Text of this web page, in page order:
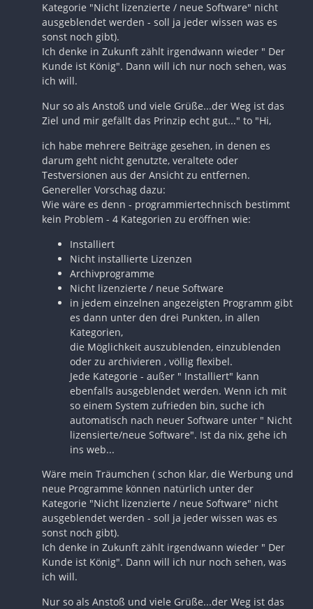
Kategorie "Nicht lizenzierte / neue Software" nicht
ausgeblendet werden - soll ja jeder wissen was es
sonst noch gibt).
Ich denke in Zukunft zählt irgendwann wieder " Der
Kunde ist König". Dann will ich nur noch sehen, was
ich will.
Nur so als Anstoß und viele Grüße...der Weg ist das
Ziel und mir gefällt das Prinzip echt gut..." to "Hi,
ich habe mehrere Beiträge gesehen, in denen es
darum geht nicht genutzte, veraltete oder
Testversionen aus der Ansicht zu entfernen.
Genereller Vorschag dazu:
Wie wäre es denn - programmiertechnisch bestimmt
kein Problem - 4 Kategorien zu eröffnen wie:
Installiert
Nicht installierte Lizenzen
Archivprogramme
Nicht lizenzierte / neue Software
in jedem einzelnen angezeigten Programm gibt
es dann unter den drei Punkten, in allen
Kategorien,
die Möglichkeit auszublenden, einzublenden
oder zu archivieren , völlig flexibel.
Jede Kategorie - außer " Installiert" kann
ebenfalls ausgeblendet werden. Wenn ich mit
so einem System zufrieden bin, suche ich
automatisch nach neuer Software unter " Nicht
lizensierte/neue Software". Ist da nix, gehe ich
ins web...
Wäre mein Träumchen ( schon klar, die Werbung und
neue Programme können natürlich unter der
Kategorie "Nicht lizenzierte / neue Software" nicht
ausgeblendet werden - soll ja jeder wissen was es
sonst noch gibt).
Ich denke in Zukunft zählt irgendwann wieder " Der
Kunde ist König". Dann will ich nur noch sehen, was
ich will.
Nur so als Anstoß und viele Grüße...der Weg ist das